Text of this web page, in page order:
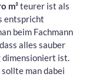
m²teurer ist als
entspricht
beim Fachmann
alles sauber
ist.
man dabei